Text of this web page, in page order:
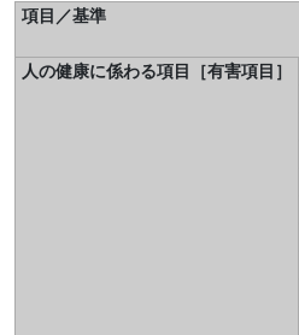
項目／基準
人の健康に係わる項目［有害項目］